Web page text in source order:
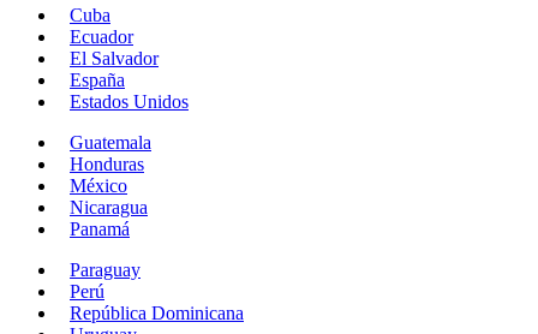
Cuba
Ecuador
El Salvador
España
Estados Unidos
Guatemala
Honduras
México
Nicaragua
Panamá
Paraguay
Perú
República Dominicana